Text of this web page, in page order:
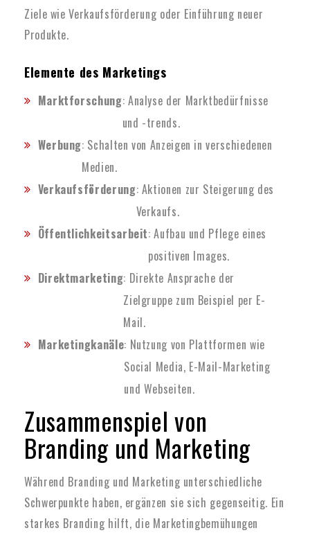
Ziele wie Verkaufsförderung oder Einführung neuer
Produkte.
Elemente des Marketings
Marktforschung: Analyse der Marktbedürfnisse
und -trends.
Werbung: Schalten von Anzeigen in verschiedenen
Medien.
Verkaufsförderung: Aktionen zur Steigerung des
Verkaufs.
Öffentlichkeitsarbeit: Aufbau und Pflege eines
positiven Images.
Direktmarketing: Direkte Ansprache der
Zielgruppe zum Beispiel per E-
Mail.
Marketingkanäle: Nutzung von Plattformen wie
Social Media, E-Mail-Marketing
und Webseiten.
Zusammenspiel von
Branding und Marketing
Während Branding und Marketing unterschiedliche
Schwerpunkte haben, ergänzen sie sich gegenseitig. Ein
starkes Branding hilft, die Marketingbemühungen